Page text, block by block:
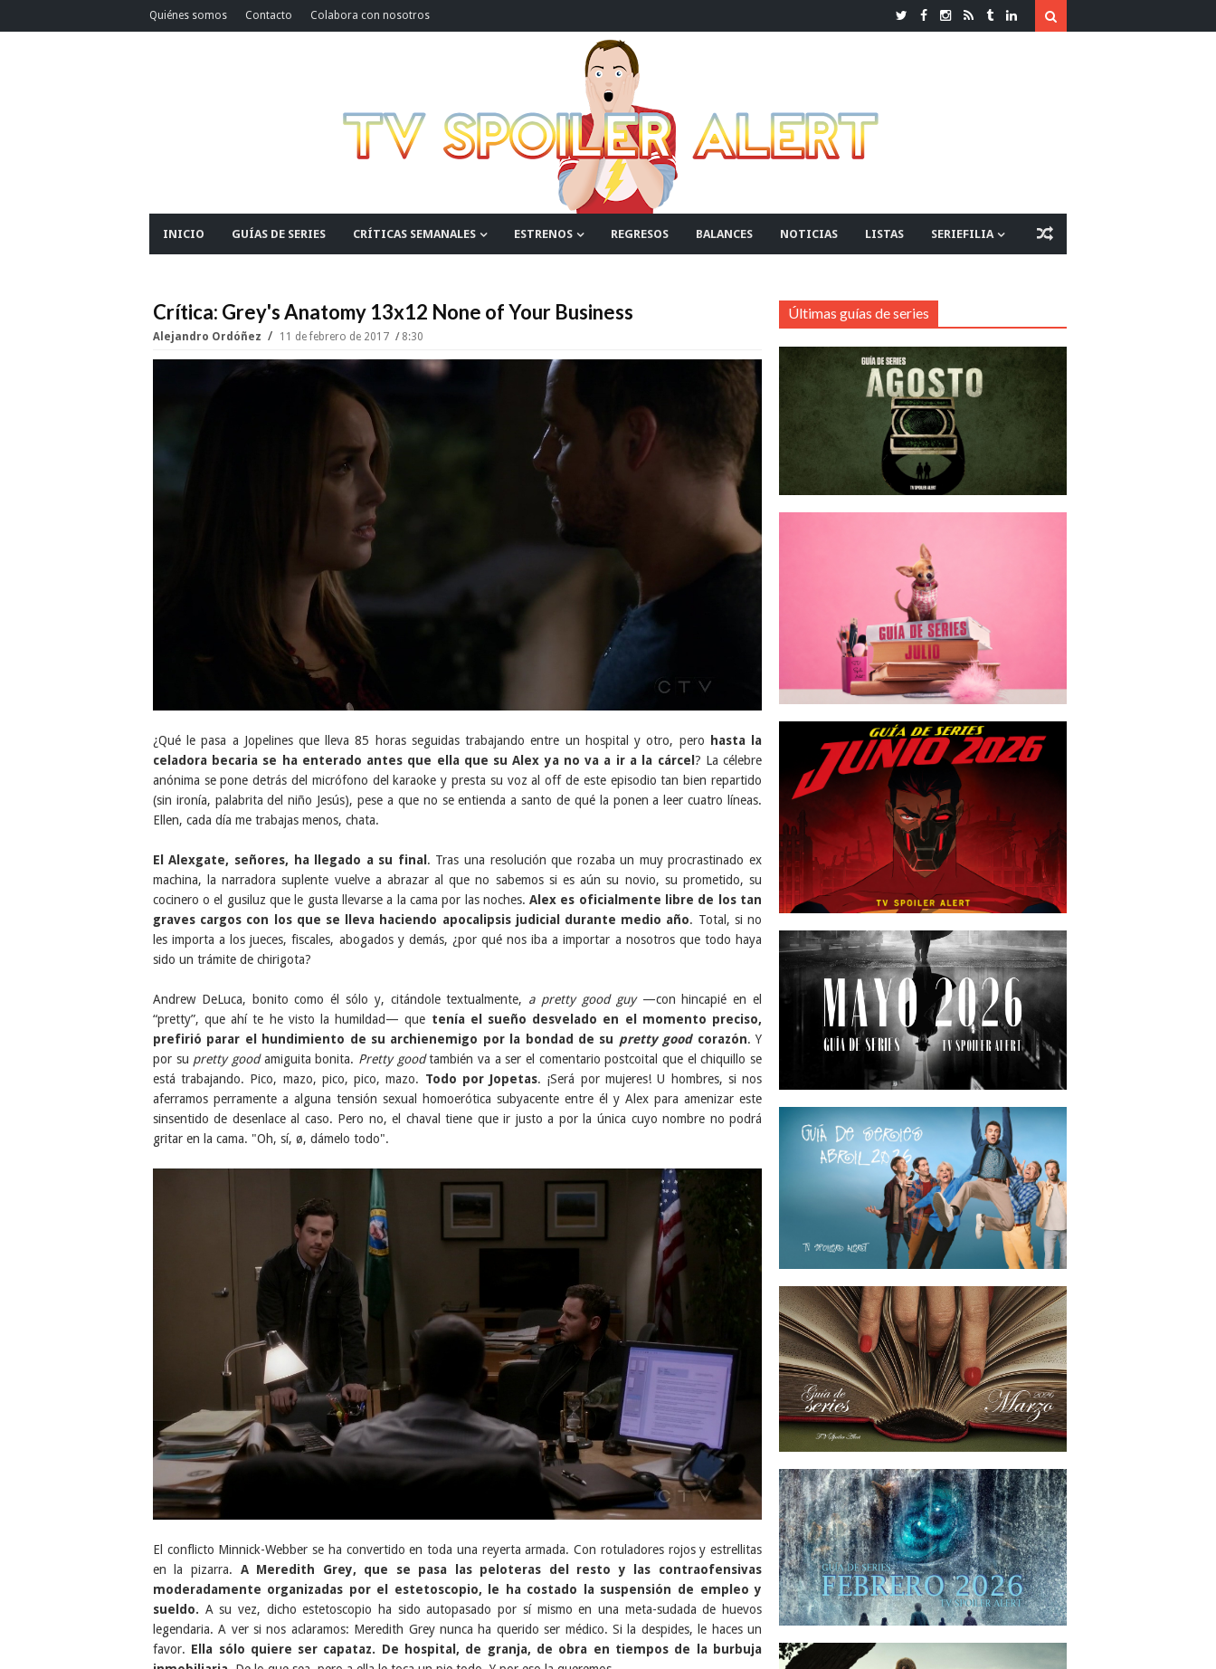
Quiénes somos Contacto Colabora con nosotros
INICIO GUÍAS DE SERIES CRÍTICAS SEMANALES ESTRENOS REGRESOS BALANCES NOTICIAS LISTAS SERIEFILIA
Crítica: Grey's Anatomy 13x12 None of Your Business
Alejandro Ordóñez 11 de febrero de 2017 8:30
¿Qué le pasa a Jopelines que lleva 85 horas seguidas trabajando entre un hospital y otro, pero
hasta la
celadora becaria se ha enterado antes que ella que su Alex ya no va a ir a la cárcel ? La célebre
anónima se pone detrás del micrófono del karaoke y presta su voz al off de este episodio tan bien repartido
(sin ironía, palabrita del niño Jesús), pese a que no se entienda a santo de qué la ponen a leer cuatro líneas.
Ellen, cada día me trabajas menos, chata.
El Alexgate, señores, ha llegado a su final . Tras una resolución que rozaba un muy procrastinado ex
machina, la narradora suplente vuelve a abrazar al que no sabemos si es aún su novio, su prometido, su
cocinero o el gusiluz que le gusta llevarse a la cama por las noches.Alex es oficialmente libre de los tan
graves cargos con los que se lleva haciendo apocalipsis judicial durante medio año. Total, si no
les importa a los jueces, fiscales, abogados y demás, ¿por qué nos iba a importar a nosotros que todo haya
sido un trámite de chirigota?
Andrew DeLuca, bonito como él sólo y, citándole textualmente, a pretty good guy—con hincapié en el
“pretty”, que ahí te he visto la humildad— que tenía el sueño desvelado en el momento preciso,
prefirió parar el hundimiento de su archienemigo por la bondad de su pretty goodcorazón. Y
por su pretty goodamiguita bonita. Pretty goodtambién va a ser el comentario postcoital que el chiquillo se
está trabajando. Pico, mazo, pico, pico, mazo. Todo por Jopetas. ¡Será por mujeres! U hombres, si nos
aferramos perramente a alguna tensión sexual homoerótica subyacente entre él y Alex para amenizar este
sinsentido de desenlace al caso. Pero no, el chaval tiene que ir justo a por la única cuyo nombre no podrá
gritar en la cama. "Oh, sí, ø, dámelo todo".
El conflicto Minnick-Webber se ha convertido en toda una reyerta armada. Con rotuladores rojos y estrellitas
en la pizarra. A Meredith Grey, que se pasa las peloteras del resto y las contraofensivas
moderadamente organizadas por el estetoscopio, le ha costado la suspensión de empleo y
sueldo. A su vez, dicho estetoscopio ha sido autopasado por sí mismo en una meta-sudada de huevos
legendaria. A ver si nos aclaramos: Meredith Grey nunca ha querido ser médico. Si la despides, le haces un
favor. Ella sólo quiere ser capataz. De hospital, de granja, de obra en tiempos de la burbuja
Últimas guías de series